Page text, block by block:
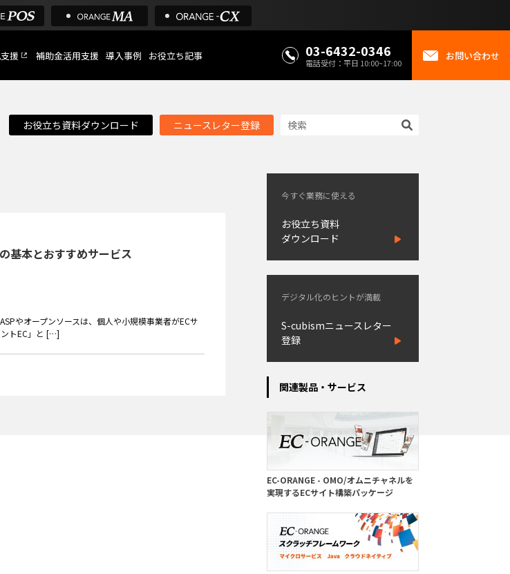
援 補助金活用支援 導入事例 お役立ち記事 03-6432-0346
電話受付：平日 10:00~17:00
お問い合わせ
お役立ち資料ダウンロード ニュースレター登録
基本とおすすめサービス
やオープンソースは、個人や小規模事業者がECサ
トEC」と […]
今すぐ業務に使える
お役立ち資料
ダウンロード
デジタル化のヒントが満載
S-cubismニュースレター
登録
関連製品・サービス
EC-ORANGE - OMO/オムニチャネルを
実現するECサイト構築パッケージ